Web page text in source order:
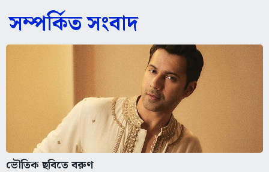
সম্পর্কিত সংবাদ
ভৌতিক ছবিতে বরুণ